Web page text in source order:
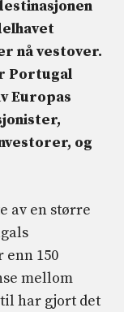
nå vestover.
Portugal
Europas
og
av en større
enn 150
mellom
har gjort det